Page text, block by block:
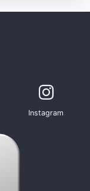
Instagram